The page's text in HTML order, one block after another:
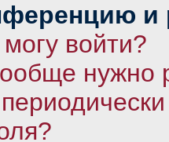
и
войти?
нужно